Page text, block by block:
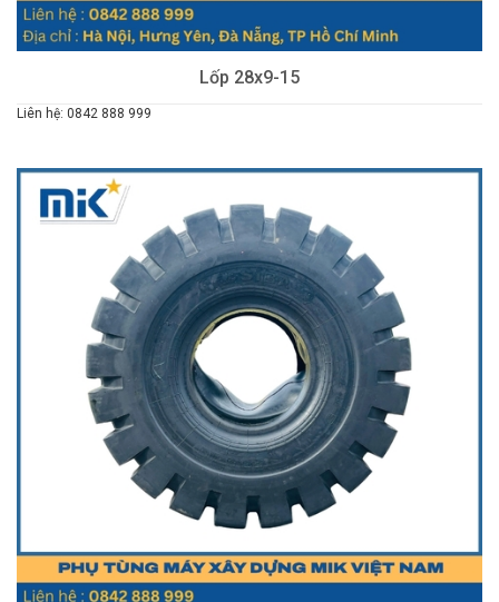
Lốp 28x9-15
Liên hệ: 0842 888 999